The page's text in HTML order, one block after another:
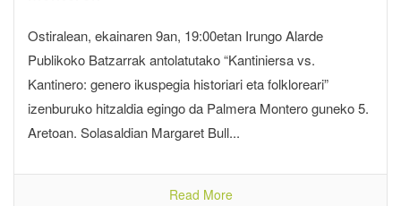
Ostiralean, ekainaren 9an, 19:00etan Irungo Alarde
Publikoko Batzarrak antolatutako “Kantiniersa vs.
Kantinero: genero ikuspegia historiari eta folkloreari”
izenburuko hitzaldia egingo da Palmera Montero guneko 5.
Aretoan. Solasaldian Margaret Bull...
Read More